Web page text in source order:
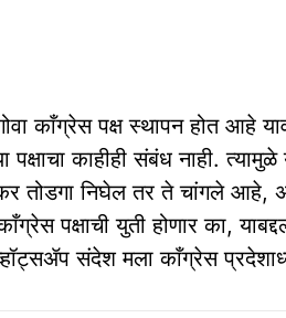
काँग्रेस पक्ष स्थापन होत आहे
पक्षाचा काहीही संबंध नाही.
तोडगा निघेल तर ते चांगले आहे,
पक्षाची युती होणार का,
संदेश मला काँग्रेस